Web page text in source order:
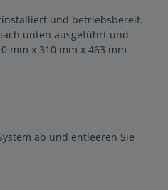
und betriebsbereit.
unten ausgeführt und
mm x 310 mm x 463 mm
ab und entleeren Sie